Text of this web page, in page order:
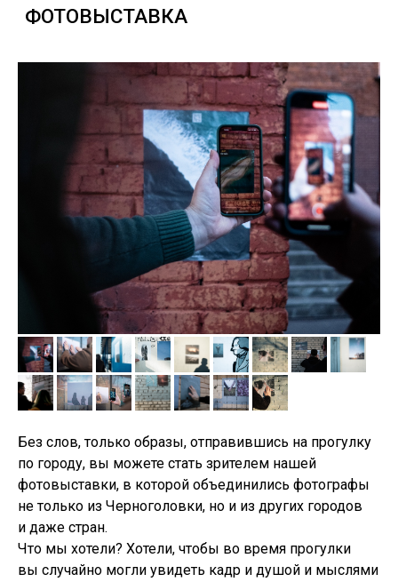
Без слов, только образы, отправившись на прогулку
по городу, вы можете стать зрителем нашей
фотовыставки, в которой объединились фотографы
не только из Черноголовки, но и из других городов
и даже стран.
Что мы хотели? Хотели, чтобы во время прогулки
вы случайно могли увидеть кадр и душой и мыслями
ЭКСКУРСИИ